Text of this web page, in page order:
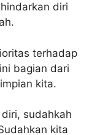
diri
terhadap
bagian dari
kita.
sudahkah
kita